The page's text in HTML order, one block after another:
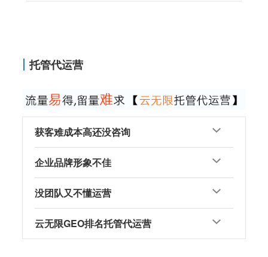
托管代运营
获客难成本高还没咨询
企业品牌形象不佳
没团队又不懂运营
云无限GEO排名托管代运营